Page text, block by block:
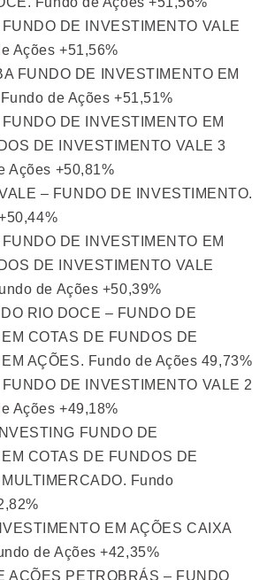
DE INVESTIMENTO VALE
Ações +51,56%
FUNDO DE INVESTIMENTO EM
de Ações +51,51%
DE INVESTIMENTO EM
DE INVESTIMENTO VALE 3
Ações +50,81%
– FUNDO DE INVESTIMENTO.
DE INVESTIMENTO EM
DE INVESTIMENTO VALE
de Ações +50,39%
RIO DOCE – FUNDO DE
EM COTAS DE FUNDOS DE
EM AÇÕES. Fundo de Ações 49,73%
DE INVESTIMENTO VALE 2
Ações +49,18%
FUNDO DE
EM COTAS DE FUNDOS DE
MULTIMERCADO. Fundo
EM AÇÕES CAIXA
de Ações +42,35%
AÇÕES PETROBRÁS – FUNDO